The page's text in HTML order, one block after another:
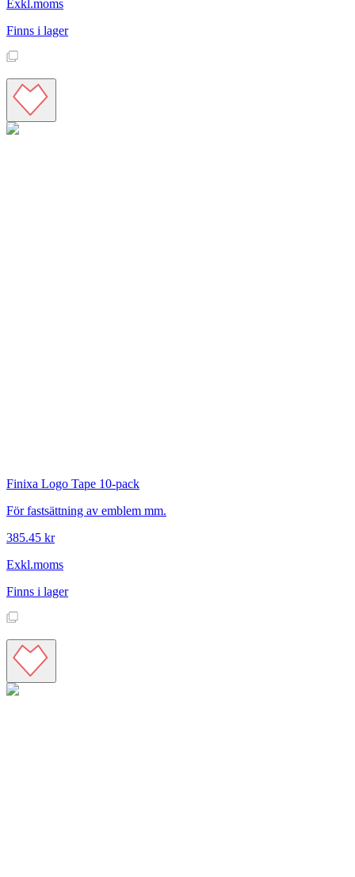
Exkl.moms
Finns i lager
Finixa Logo Tape 10-pack
För fastsättning av emblem mm.
385.45 kr
Exkl.moms
Finns i lager